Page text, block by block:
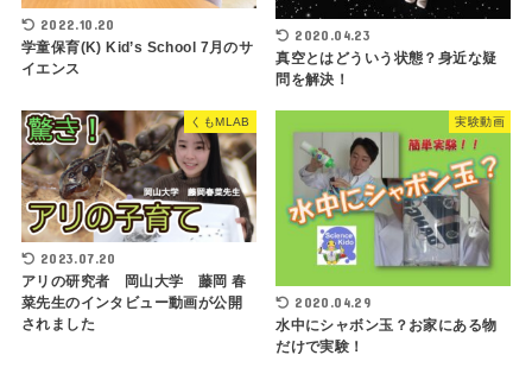
2022.10.20
学童保育(K) Kid’s School 7月のサ
イエンス
2020.04.23
真空とはどういう状態？身近な疑
問を解決！
くもMLAB
2023.07.20
アリの研究者 岡山大学 藤岡 春
菜先生のインタビュー動画が公開
されました
実験動画
2020.04.29
水中にシャボン玉？お家にある物
だけで実験！